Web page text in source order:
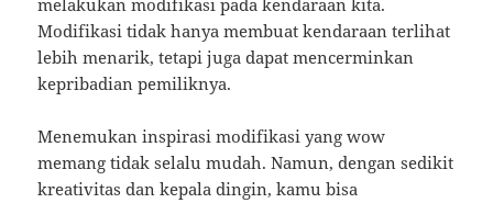
melakukan modifikasi pada kendaraan kita.
Modifikasi tidak hanya membuat kendaraan terlihat
lebih menarik, tetapi juga dapat mencerminkan
kepribadian pemiliknya.
Menemukan inspirasi modifikasi yang wow
memang tidak selalu mudah. Namun, dengan sedikit
kreativitas dan kepala dingin, kamu bisa